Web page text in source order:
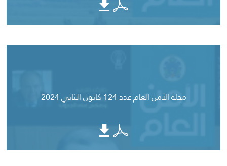
مجلة الأمن العام عدد 124 كانون الثاني 2024